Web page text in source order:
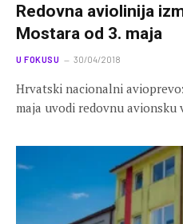
Redovna aviolinija
Mostara od 3. maja
U FOKUSU 30/04/2018
Hrvatski nacionalni
maja uvodi redovnu